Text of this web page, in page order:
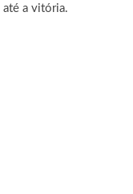
até a vitória.